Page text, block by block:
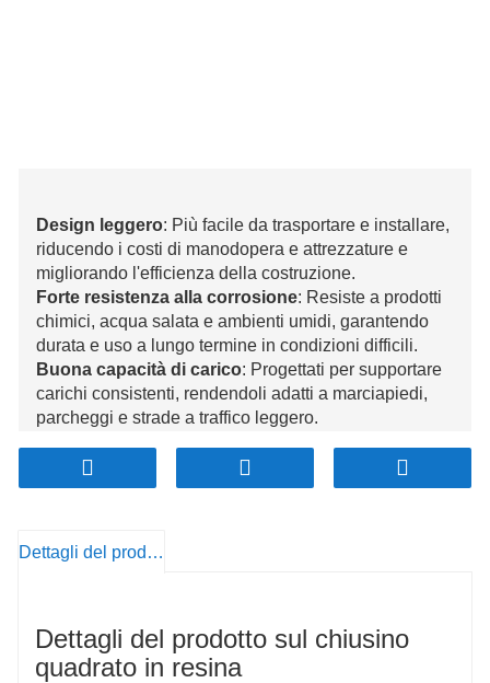
Design leggero: Più facile da trasportare e installare,
riducendo i costi di manodopera e attrezzature e
migliorando l'efficienza della costruzione.
Forte resistenza alla corrosione: Resiste a prodotti
chimici, acqua salata e ambienti umidi, garantendo
durata e uso a lungo termine in condizioni difficili.
Buona capacità di carico: Progettati per supportare
carichi consistenti, rendendoli adatti a marciapiedi,
parcheggi e strade a traffico leggero.
antiscivolo, migliorando la sicurezza per pedoni e
veicoli, soprattutto in condizioni di bagnato.
l'impatto ambientale.
Dettagli del prodotto
Dettagli del prodotto sul chiusino
quadrato in resina